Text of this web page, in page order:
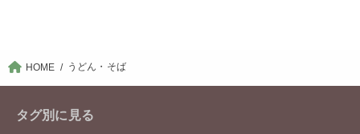
HOME うどん・そば
タグ別に見る